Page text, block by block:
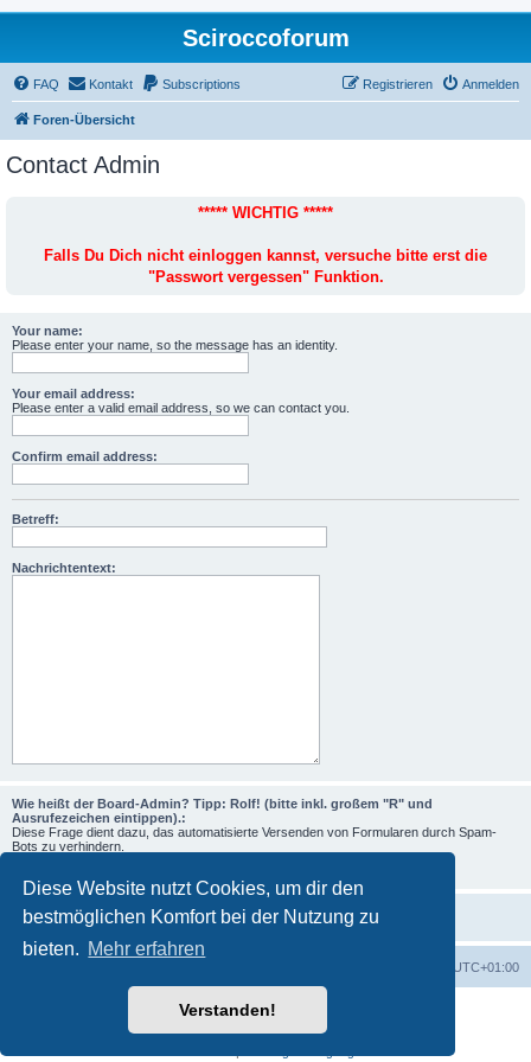
Diese Website nutzt Cookies, um dir den
bestmöglichen Komfort bei der Nutzung zu
bieten. Mehr erfahren
Verstanden!
Sciroccoforum
FAQ Kontakt Subscriptions Anmelden
Registrieren
Foren-Übersicht
Contact Admin
***** WICHTIG *****
Falls Du Dich nicht einloggen kannst, versuche bitte erst die
"Passwort vergessen" Funktion.
Your name:
Please enter your name, so the message has an identity.
Your email address:
Please enter a valid email address, so we can contact you.
Confirm email address:
Betreff:
Nachrichtentext:
Wie heißt der Board-Admin? Tipp: Rolf! (bitte inkl. großem "R" und
Ausrufezeichen eintippen).:
Diese Frage dient dazu, das automatisierte Versenden von Formularen durch Spam-
Bots zu verhindern.
UTC+01:00
Powered byphpBB® Forum Software © phpBB Limited
phpBB.de